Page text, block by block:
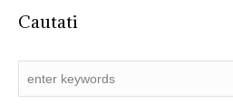
Cautati